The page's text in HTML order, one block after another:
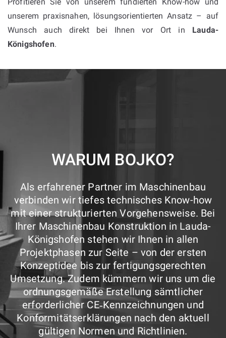
unserem praxisnahen, lösungsorientierten Ansatz – auf
Wunsch auch direkt bei Ihnen vor Ort in Lauda-
Königshofen.
WARUM BOJKO?
Als erfahrener Partner im Maschinenbau
verbinden wir tiefes technisches Know-how
mit einer strukturierten Vorgehensweise. Bei
Ihrer Maschinenbau Konstruktion in Lauda-
Königshofen stehen wir Ihnen in allen
Projektphasen zur Seite – von der ersten
Konzeptidee bis zur fertigungsgerechten
Umsetzung. Zudem kümmern wir uns um die
ordnungsgemäße Erstellung sämtlicher
erforderlicher CE‑Kennzeichnungen und
Konformitätserklärungen nach den aktuell
gültigen Normen und Richtlinien.